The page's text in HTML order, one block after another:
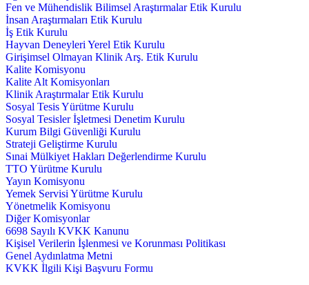
Fen ve Mühendislik Bilimsel Araştırmalar Etik Kurulu
İnsan Araştırmaları Etik Kurulu
İş Etik Kurulu
Hayvan Deneyleri Yerel Etik Kurulu
Girişimsel Olmayan Klinik Arş. Etik Kurulu
Kalite Komisyonu
Kalite Alt Komisyonları
Klinik Araştırmalar Etik Kurulu
Sosyal Tesis Yürütme Kurulu
Sosyal Tesisler İşletmesi Denetim Kurulu
Kurum Bilgi Güvenliği Kurulu
Strateji Geliştirme Kurulu
Sınai Mülkiyet Hakları Değerlendirme Kurulu
TTO Yürütme Kurulu
Yayın Komisyonu
Yemek Servisi Yürütme Kurulu
Yönetmelik Komisyonu
Diğer Komisyonlar
6698 Sayılı KVKK Kanunu
Kişisel Verilerin İşlenmesi ve Korunması Politikası
Genel Aydınlatma Metni
KVKK İlgili Kişi Başvuru Formu